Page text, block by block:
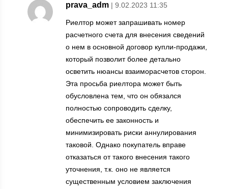
prava_adm | 9.02.2023 11:35
Риелтор может запрашивать номер
расчетного счета для внесения сведений
о нем в основной договор купли-продажи,
который позволит более детально
осветить нюансы взаиморасчетов сторон.
Эта просьба риелтора может быть
обусловлена тем, что он обязался
полностью сопроводить сделку,
обеспечить ее законность и
минимизировать риски аннулирования
таковой. Однако покупатель вправе
отказаться от такого внесения такого
уточнения, т.к. оно не является
существенным условием заключения